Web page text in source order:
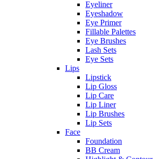
Eyeliner
Eyeshadow
Eye Primer
Fillable Palettes
Eye Brushes
Lash Sets
Eye Sets
Lips
Lipstick
Lip Gloss
Lip Care
Lip Liner
Lip Brushes
Lip Sets
Face
Foundation
BB Cream